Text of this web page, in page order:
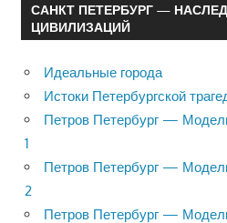
САНКТ ПЕТЕРБУРГ —
ЦИВИЛИЗАЦИЙ
Идеальные города
Истоки Петербургской
Петров Петербург —
1
Петров Петербург —
2
Петров Петербург —